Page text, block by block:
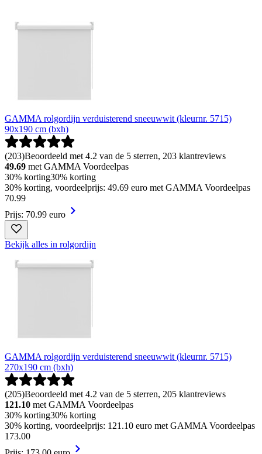
GAMMA rolgordijn verduisterend sneeuwwit (kleurnr. 5715)
90x190 cm (bxh)
(203)Beoordeeld met 4.2 van de 5 sterren, 203 klantreviews
49.69 met GAMMA Voordeelpas
30% korting30% korting
30% korting, voordeelprijs: 49.69 euro met GAMMA Voordeelpas
70.99
Prijs: 70.99 euro
Bekijk alles in rolgordijn
GAMMA rolgordijn verduisterend sneeuwwit (kleurnr. 5715)
270x190 cm (bxh)
(205)Beoordeeld met 4.2 van de 5 sterren, 205 klantreviews
121.10 met GAMMA Voordeelpas
30% korting30% korting
30% korting, voordeelprijs: 121.10 euro met GAMMA Voordeelpas
173.00